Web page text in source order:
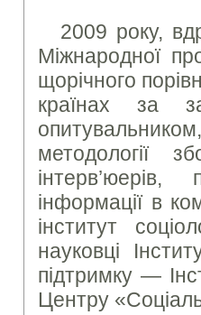
2009 року,
Міжнародної
щорічного
країнах за
методології
інформації в
інститут
науковці
підтримку —
Центру